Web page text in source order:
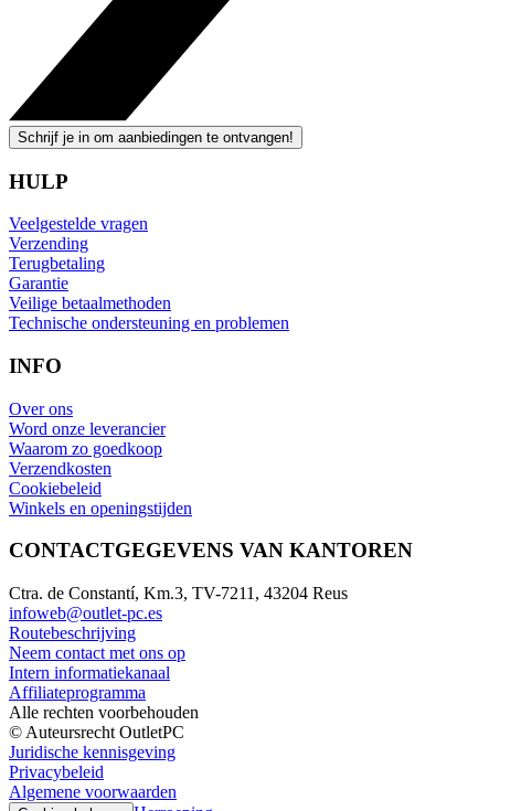
Schrijf je in om aanbiedingen te ontvangen!
HULP
Veelgestelde vragen
Verzending
Terugbetaling
Garantie
Veilige betaalmethoden
Technische ondersteuning en problemen
INFO
Over ons
Word onze leverancier
Waarom zo goedkoop
Verzendkosten
Cookiebeleid
Winkels en openingstijden
CONTACTGEGEVENS VAN KANTOREN
Ctra. de Constantí, Km.3, TV-7211, 43204 Reus
infoweb@outlet-pc.es
Routebeschrijving
Neem contact met ons op
Intern informatiekanaal
Affiliateprogramma
Alle rechten voorbehouden
© Auteursrecht OutletPC
Juridische kennisgeving
Privacybeleid
Algemene voorwaarden